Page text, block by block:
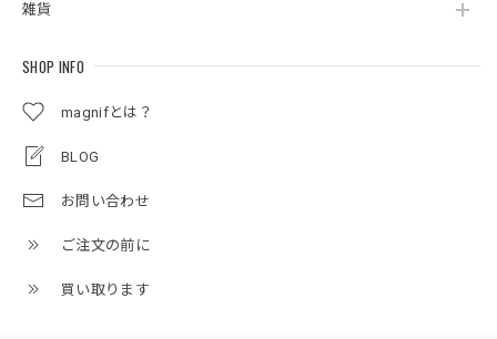
雑貨
SHOP INFO
magnifとは？
BLOG
お問い合わせ
ご注文の前に
買い取ります